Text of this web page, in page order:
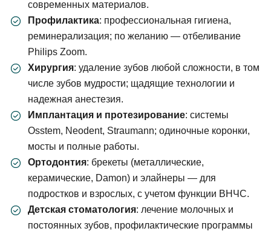
современных материалов.
Профилактика: профессиональная гигиена,
реминерализация; по желанию — отбеливание
Philips Zoom.
Хирургия: удаление зубов любой сложности, в том
числе зубов мудрости; щадящие технологии и
надежная анестезия.
Имплантация и протезирование: системы
Osstem, Neodent, Straumann; одиночные коронки,
мосты и полные работы.
Ортодонтия: брекеты (металлические,
керамические, Damon) и элайнеры — для
подростков и взрослых, с учетом функции ВНЧС.
Детская стоматология: лечение молочных и
постоянных зубов, профилактические программы